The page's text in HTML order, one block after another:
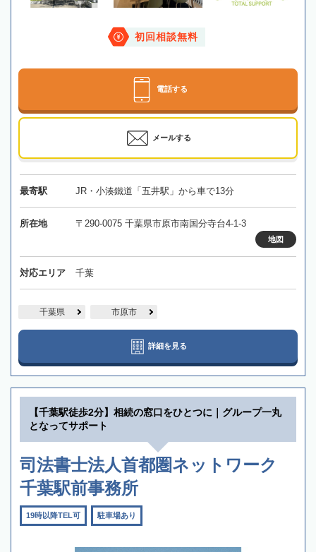
初回相談無料
電話する
メールする
最寄駅 JR・小湊鐵道「五井駅」から車で13分
所在地 〒290-0075 千葉県市原市南国分寺台4-1-3
地図
対応エリア 千葉
千葉県 市原市
詳細を見る
【千葉駅徒歩2分】相続の窓口をひとつに｜グループ一丸
となってサポート
司法書士法人首都圏ネットワーク
千葉駅前事務所
19時以降TEL可 駐車場あり